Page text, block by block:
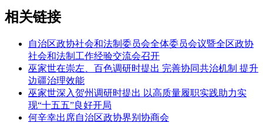
相关链接
自治区政协社会和法制委员会全体委员会议暨全区政协
社会和法制工作经验交流会召开
巫家世在崇左、百色调研时提出 完善协同共治机制 提升
边疆治理效能
巫家世深入贺州调研时提出 以高质量履职实践助力实
现“十五五”良好开局
何辛幸出席自治区政协界别协商会